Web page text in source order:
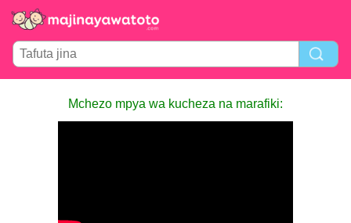
Mchezo mpya wa kucheza na marafiki: